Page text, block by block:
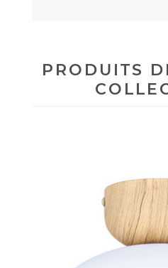
PRODUITS